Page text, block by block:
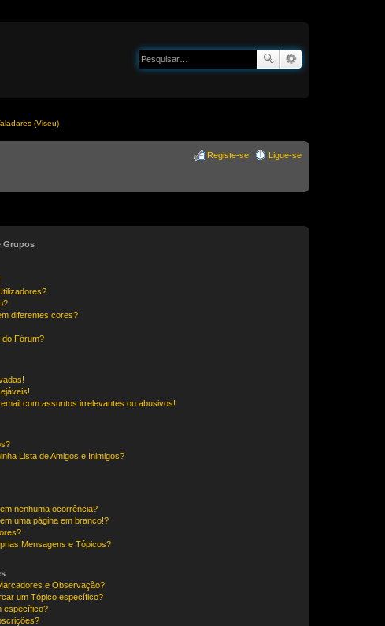
(Viseu)
Ligue-se
Registe-se
Grupos
diferentes cores?
do Fórum?
com assuntos irrelevantes ou abusivos!
Lista de Amigos e Inimigos?
nenhuma ocorrência?
uma página em branco!?
Mensagens e Tópicos?
e Observação?
um Tópico específico?
específico?